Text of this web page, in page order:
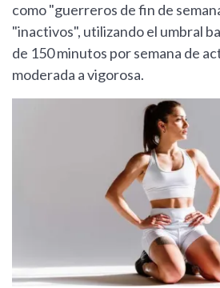
como "guerreros de fin de
"inactivos", utilizando el umbral
de 150 minutos por semana de
moderada a vigorosa.